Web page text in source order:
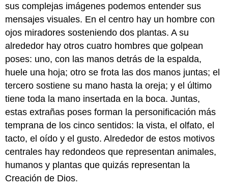
sus complejas imágenes podemos entender sus
mensajes visuales. En el centro hay un hombre con
ojos miradores sosteniendo dos plantas. A su
alrededor hay otros cuatro hombres que golpean
poses: uno, con las manos detrás de la espalda,
huele una hoja; otro se frota las dos manos juntas; el
tercero sostiene su mano hasta la oreja; y el último
tiene toda la mano insertada en la boca. Juntas,
estas extrañas poses forman la personificación más
temprana de los cinco sentidos: la vista, el olfato, el
tacto, el oído y el gusto. Alrededor de estos motivos
centrales hay redondeos que representan animales,
humanos y plantas que quizás representan la
Creación de Dios.